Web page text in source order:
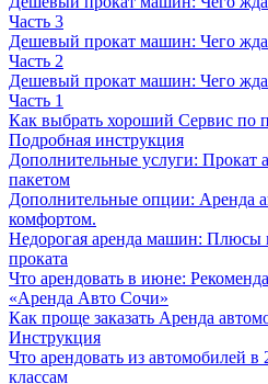
Часть 3
Дешевый прокат машин: Чего
Часть 2
Дешевый прокат машин: Чего
Часть 1
Как выбрать хороший Сервис по
Подробная инструкция
Дополнительные услуги: Прокат
пакетом
Дополнительные опции: Аренда
комфортом.
Недорогая аренда машин: Плюсы
проката
Что арендовать в июне:
«Аренда Авто Сочи»
Как проще заказать Аренда
Инструкция
Что арендовать из автомобилей
классам